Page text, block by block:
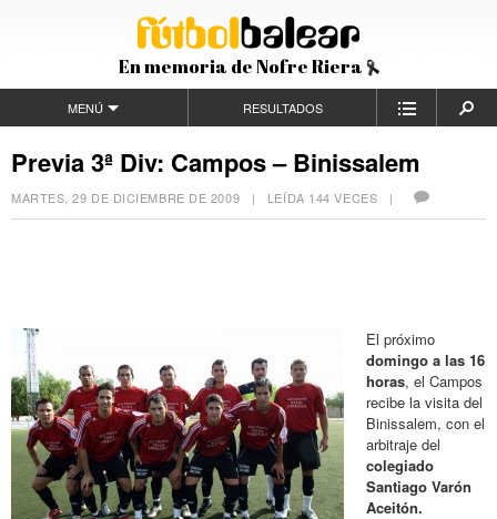
En memoria de Nofre Riera
MENÚ RESULTADOS
Previa 3ª Div: Campos – Binissalem
MARTES, 29 DE DICIEMBRE DE 2009 | LEÍDA 144 VECES |
El próximo
domingo a las 16
horas, el Campos
recibe la visita del
Binissalem, con el
arbitraje del
colegiado
Santiago Varón
Aceitón.